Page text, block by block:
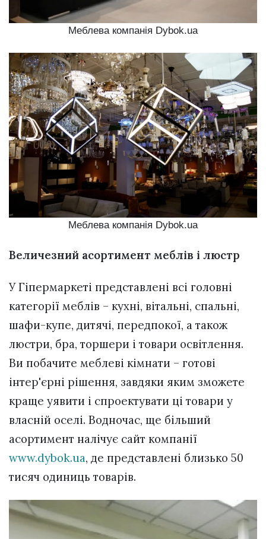
Меблева компанія Dybok.ua
Меблева компанія Dybok.ua
Величезний асортимент меблів і люстр
У Гіпермаркеті представлені всі головні
категорії меблів – кухні, вітальні, спальні,
шафи-купе, дитячі, передпокої, а також
люстри, бра, торшери і товари освітлення.
Ви побачите меблеві кімнати – готові
інтер'єрні рішення, завдяки яким зможете
краще уявити і спроектувати ці товари у
власній оселі. Водночас, ще більший
асортимент налічує сайт компанії
www.dybok.ua, де представлені близько 50
тисяч одиниць товарів.